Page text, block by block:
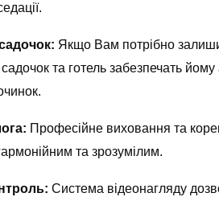
Якщо Вам потрібно
та готель забезпечать йому
Професійне виховання та
та зрозумілим.
Система відеонагляду